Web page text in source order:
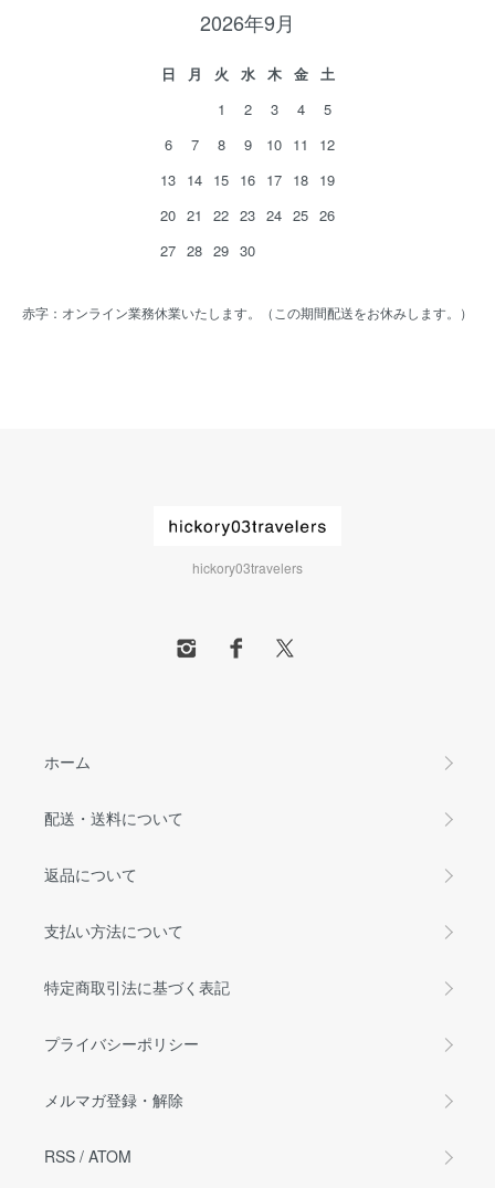
2026年9月
日 月 火 水 木 金
土
1
2 3 4
5
6
7 8 9 10 11
12
13 14 15 16 17 18 19
20 21 22 23 24 25 26
27 28 29 30
赤字：オンライン業務休業いたします。（この期間配送をお休みします。）
hickory03travelers
ホーム
配送・送料について
返品について
支払い方法について
特定商取引法に基づく表記
プライバシーポリシー
メルマガ登録・解除
RSS / ATOM